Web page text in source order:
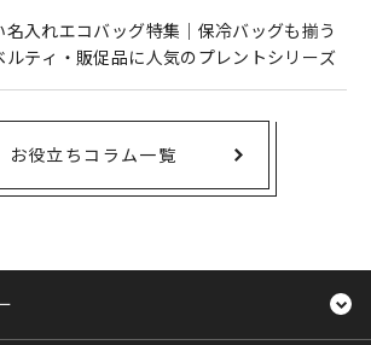
名入れエコバッグ特集｜保冷バッグも揃う
ルティ・販促品に人気のプレントシリーズ
お役立ちコラム一覧